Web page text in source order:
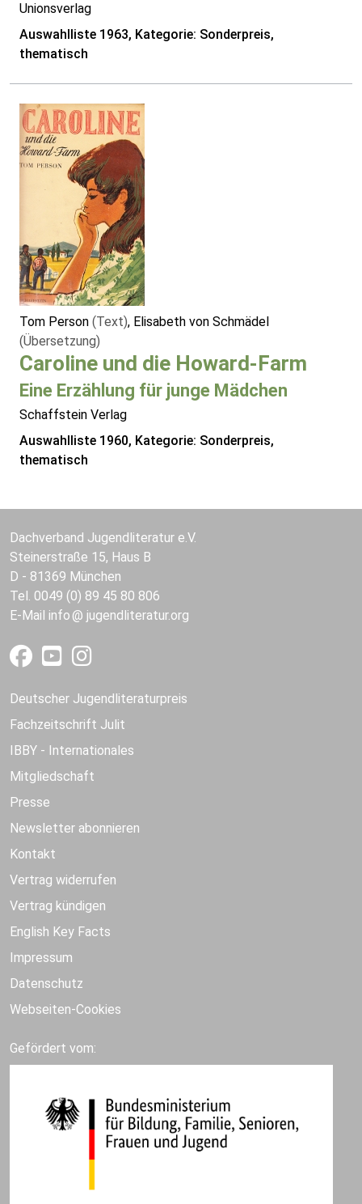
Unionsverlag
Auswahlliste 1963, Kategorie: Sonderpreis,
thematisch
Tom Person (Text), Elisabeth von Schmädel
(Übersetzung)
Caroline und die Howard-Farm
Eine Erzählung für junge Mädchen
Schaffstein Verlag
Auswahlliste 1960, Kategorie: Sonderpreis,
thematisch
Dachverband Jugendliteratur e.V.
Steinerstraße 15, Haus B
D - 81369 München
Tel. 0049 (0) 89 45 80 806
E-Mail info jugendliteratur.org
Deutscher Jugendliteraturpreis
Fachzeitschrift Julit
IBBY - Internationales
Mitgliedschaft
Presse
Newsletter abonnieren
Kontakt
Vertrag widerrufen
Vertrag kündigen
English Key Facts
Impressum
Datenschutz
Webseiten-Cookies
Gefördert vom: